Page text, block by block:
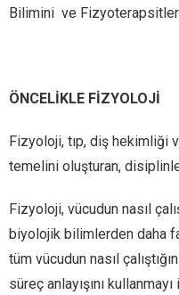
Bilimini ve Fizyoterapsitleri
ÖNCELİKLE FİZYOLOJİ
Fizyoloji, tıp, diş hekimliği
temelini oluşturan,
Fizyoloji, vücudun nasıl
biyolojik bilimlerden daha
tüm vücudun nasıl
süreç anlayışını kullanmayı